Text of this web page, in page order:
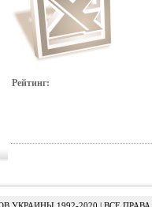
Рейтинг: